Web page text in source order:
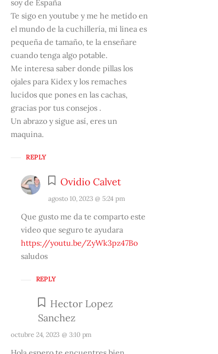
soy de España
Te sigo en youtube y me he metido en
el mundo de la cuchillería, mi linea es
pequeña de tamaño, te la enseñare
cuando tenga algo potable.
Me interesa saber donde pillas los
ojales para Kidex y los remaches
lucidos que pones en las cachas,
gracias por tus consejos .
Un abrazo y sigue así, eres un
maquina.
REPLY
Ovidio Calvet
agosto 10, 2023 @ 5:24 pm
Que gusto me da te comparto este
video que seguro te ayudara
https://youtu.be/ZyWk3pz47Bo
saludos
REPLY
Hector Lopez
Sanchez
octubre 24, 2023 @ 3:10 pm